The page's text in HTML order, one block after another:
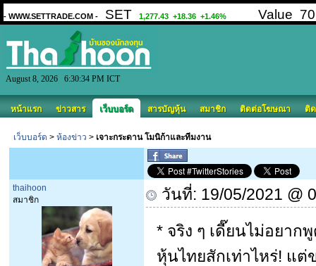
August 8, 2026 6:30:34 PM ICT
หน้าแรก ข่าวสาร เว็บบอร์ด สารบัญหุ้น สมาชิก ติดต่อโฆษณา ติ
เว็บบอร์ด > ห้องข่าว > เจาะกระดาน โมนิก้าและทีมงาน
thaihoon
สมาชิก
วันที่: 19/05/2021 @
* จริง ๆ เดี๊ยนไม่อยาก
หุ้นไทยสักเท่าไหร่! แ